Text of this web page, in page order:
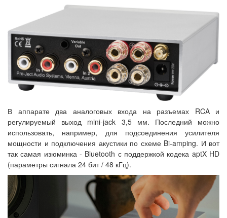
В аппарате два аналоговых входа на разъемах RCA и
регулируемый выход mini-jack 3,5 мм. Последний можно
использовать, например, для подсоединения усилителя
мощности и подключения акустики по схеме Bi-amping. И вот
так самая изюминка - Bluetooth с поддержкой кодека aptX HD
(параметры сигнала 24 бит / 48 кГц).